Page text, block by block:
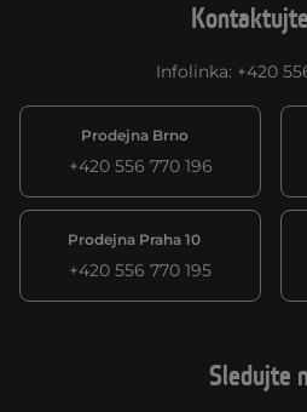
Infolinka: +420
Prodejna Brno
+420 556 770 196
Prodejna Praha 10
+420 556 770 195
Sledujte